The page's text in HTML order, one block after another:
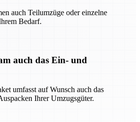
auch Teilumzüge oder einzelne
Bedarf.
auch das Ein- und
umfasst auf Wunsch auch das
Ihrer Umzugsgüter.